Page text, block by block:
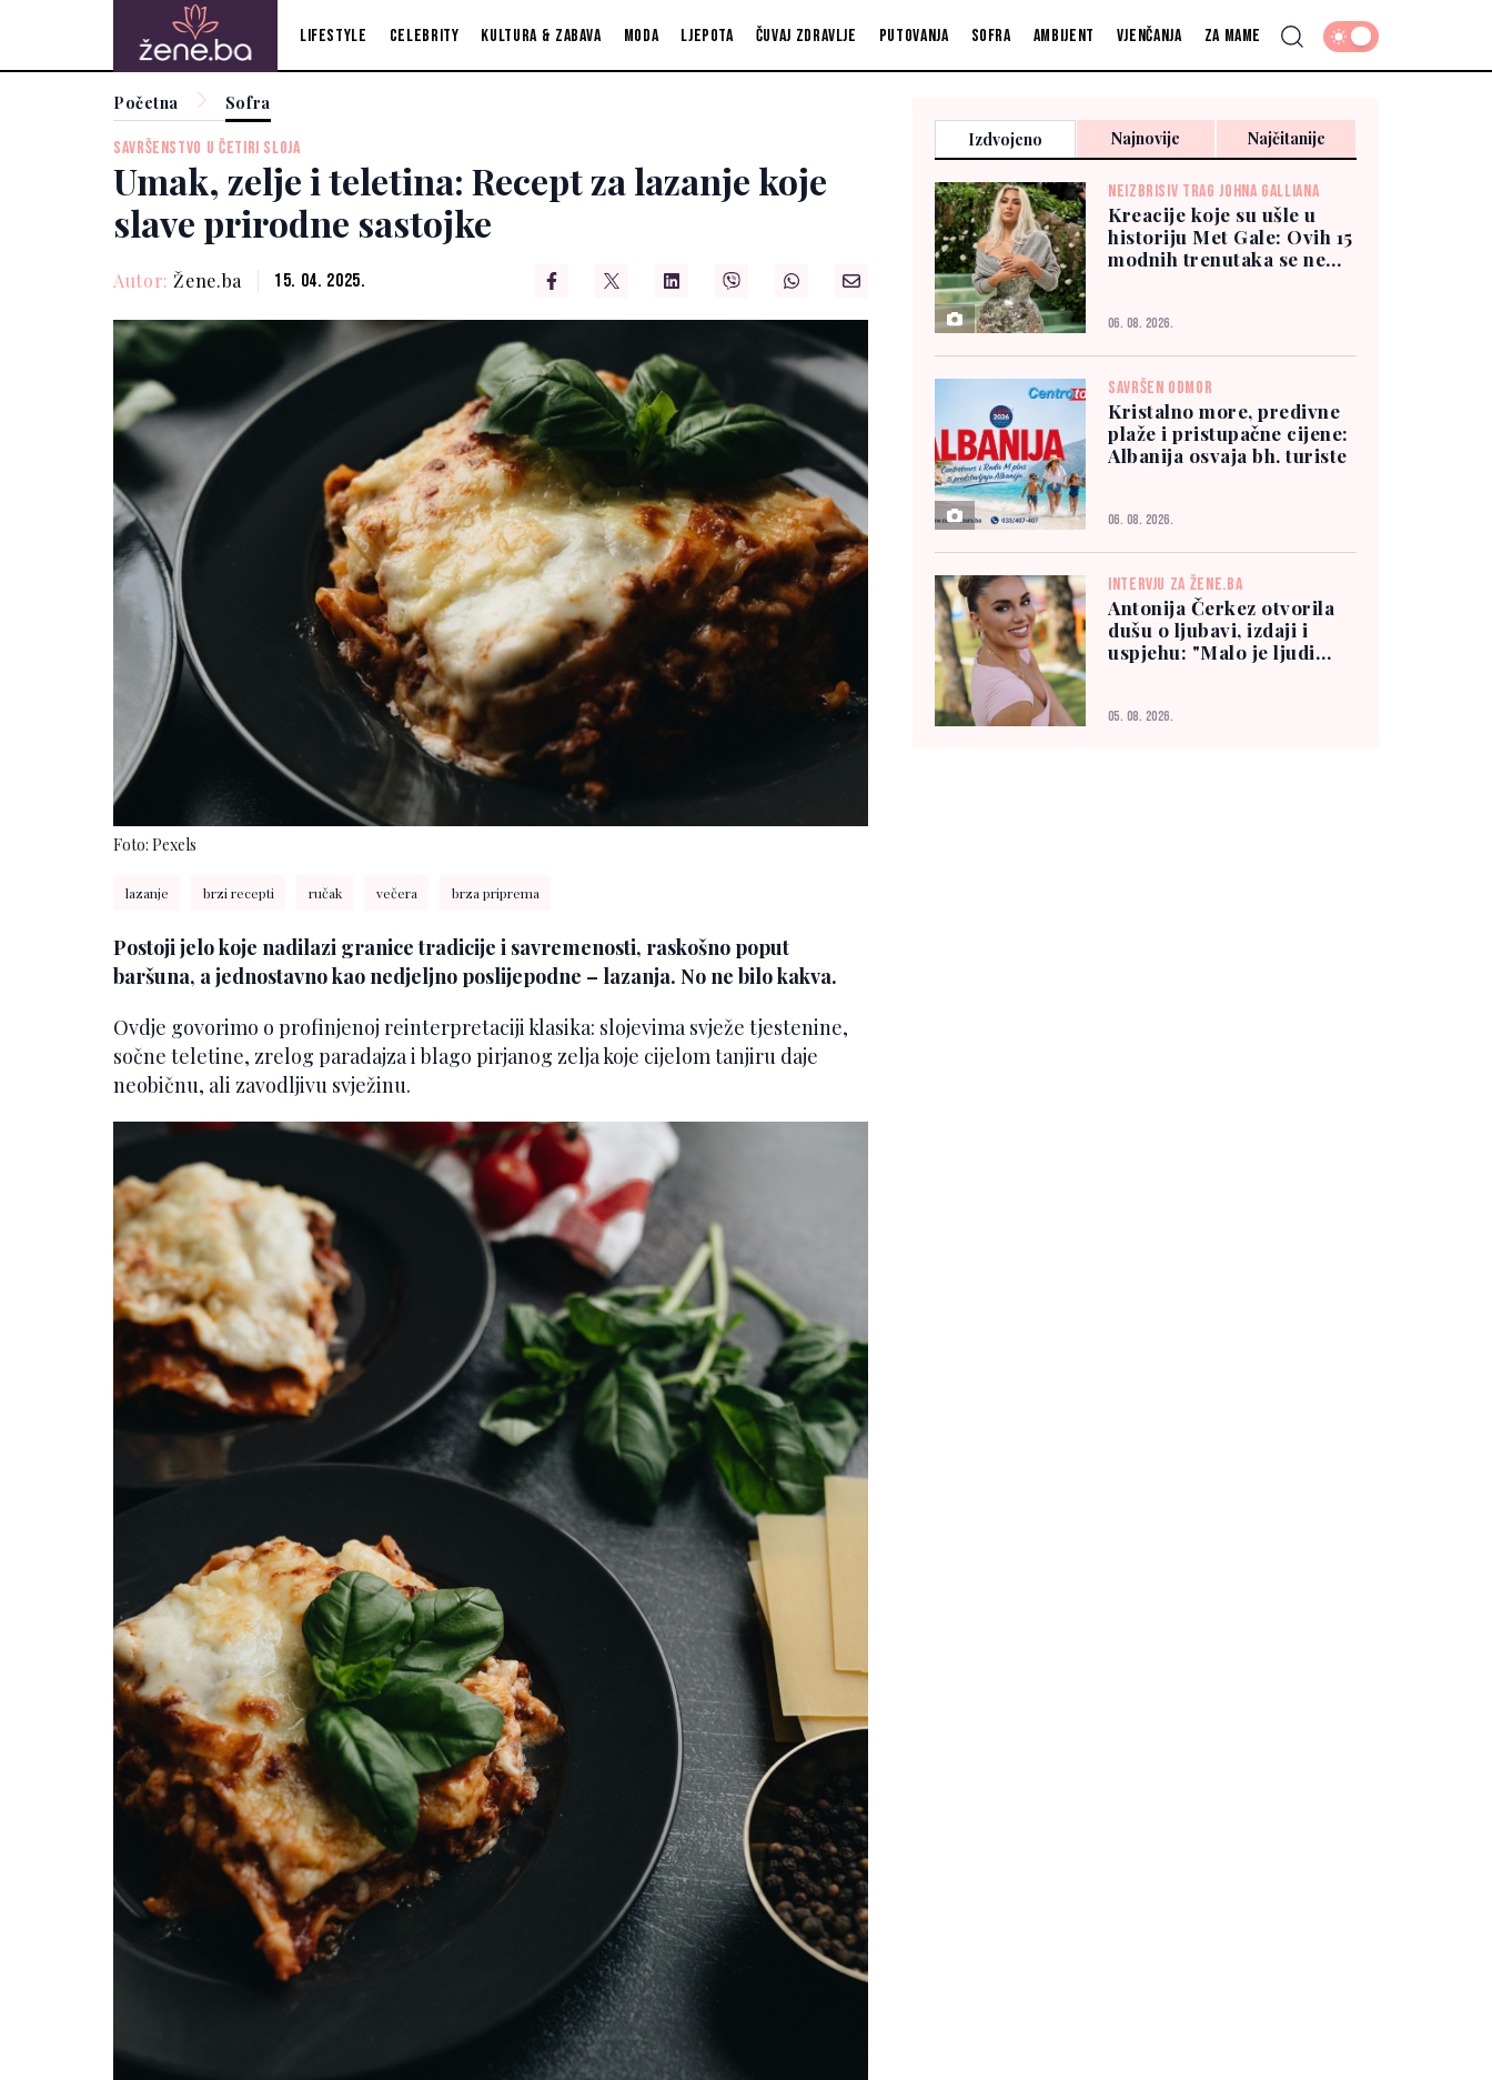
Lifestyle Celebrity Kultura & zabava Moda Ljepota Čuvaj zdravlje Putovanja Sofra Ambijent Vjenčanja Za mame
Početna Sofra
SAVRŠENSTVO U ČETIRI SLOJA
Umak, zelje i teletina: Recept za lazanje koje
slave prirodne sastojke
Autor: Žene.ba 15. 04. 2025.
Foto: Pexels
lazanje brzi recepti ručak večera brza priprema
Postoji jelo koje nadilazi granice tradicije i savremenosti, raskošno poput
baršuna, a jednostavno kao nedjeljno poslijepodne – lazanja. No ne bilo kakva.
Ovdje govorimo o profinjenoj reinterpretaciji klasika: slojevima svježe tjestenine,
sočne teletine, zrelog paradajza i blago pirjanog zelja koje cijelom tanjiru daje
neobičnu, ali zavodljivu svježinu.
Izdvojeno Najnovije Najčitanije
NEIZBRISIV TRAG JOHNA GALLIANA
Kreacije koje su ušle u
historiju Met Gale: Ovih 15
modnih trenutaka se ne
06. 08. 2026.
SAVRŠEN ODMOR
Kristalno more, predivne
plaže i pristupačne cijene:
Albanija osvaja bh. turiste
06. 08. 2026.
INTERVJU ZA ŽENE.BA
Antonija Čerkez otvorila
dušu o ljubavi, izdaji i
uspjehu: "Malo je ljudi
05. 08. 2026.